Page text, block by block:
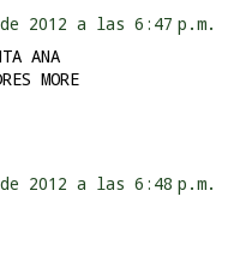
2012 a las 6:47 p.m.
ANA
MORE
2012 a las 6:48 p.m.